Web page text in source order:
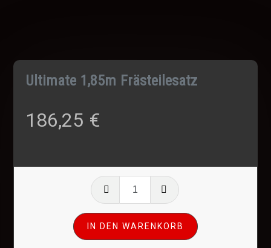
Ultimate 1,85m Frästeilesatz
186,25 €
Ultimate
Frästeilesatz
Menge
IN DEN WARENKORB